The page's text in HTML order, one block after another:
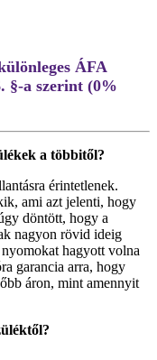
ÁFA
§-a szerint (0%
a többitől?
érintetlenek.
ami azt jelenti, hogy
döntött, hogy a
nagyon rövid ideig
hagyott volna
garancia arra, hogy
áron, mint amennyit